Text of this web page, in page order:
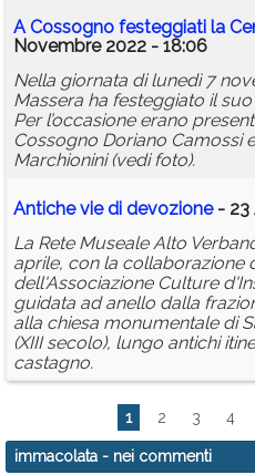
A Cossogno festeggiati la
Novembre 2022 - 18:06
Nella giornata di lunedì 7
Massera ha festeggiato il
Per l’occasione erano
Cossogno Doriano Camossi
Marchionini (vedi foto).
Antiche vie di devozione- 23
La Rete Museale Alto
aprile, con la collaborazione
dell'Associazione Culture
guidata ad anello dalla
alla chiesa monumentale di
(XIII secolo), lungo antichi
castagno.
1 2 3 4
immacolata - nei commenti